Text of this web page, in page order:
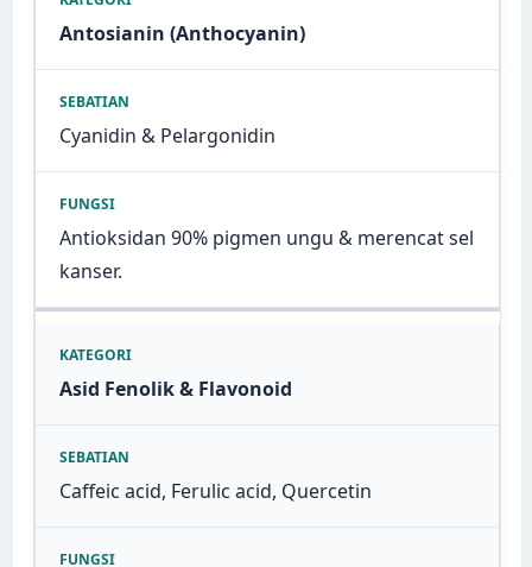
Antosianin (Anthocyanin)
Cyanidin & Pelargonidin
Antioksidan 90% pigmen ungu & merencat sel
kanser.
Asid Fenolik & Flavonoid
Caffeic acid, Ferulic acid, Quercetin